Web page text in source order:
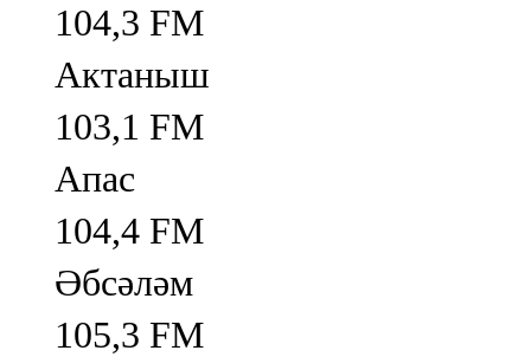
104,3 FM
Актаныш
103,1 FM
Апас
104,4 FM
Әбсәләм
105,3 FM